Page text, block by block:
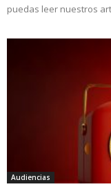
puedas leer nuestros
Audiencias